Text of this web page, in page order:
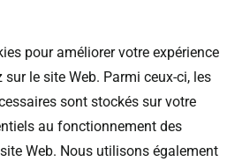
pour améliorer votre expérience
le site Web. Parmi ceux-ci, les
sont stockés sur votre
au fonctionnement des
Web. Nous utilisons également